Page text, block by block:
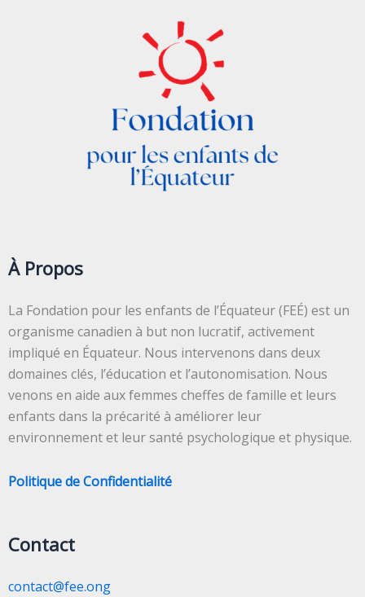
À Propos
La Fondation pour les enfants de l’Équateur (FEÉ) est un
organisme canadien à but non lucratif, activement
impliqué en Équateur. Nous intervenons dans deux
domaines clés, l’éducation et l’autonomisation. Nous
venons en aide aux femmes cheffes de famille et leurs
enfants dans la précarité à améliorer leur
environnement et leur santé psychologique et physique.
Politique de Confidentialité
Contact
contact@fee.ong